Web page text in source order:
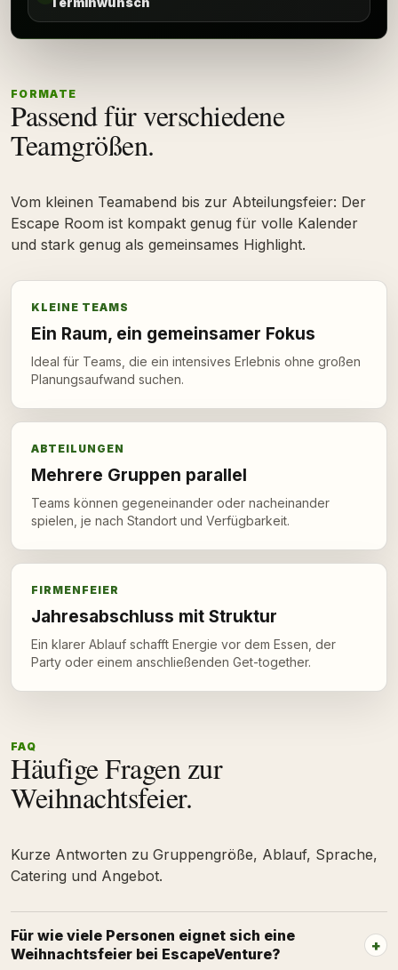
FORMATE
Passend für verschiedene
Teamgrößen.
Vom kleinen Teamabend bis zur Abteilungsfeier: Der
Escape Room ist kompakt genug für volle Kalender
und stark genug als gemeinsames Highlight.
KLEINE TEAMS
Ein Raum, ein gemeinsamer Fokus
Ideal für Teams, die ein intensives Erlebnis ohne großen
Planungsaufwand suchen.
ABTEILUNGEN
Mehrere Gruppen parallel
Teams können gegeneinander oder nacheinander
spielen, je nach Standort und Verfügbarkeit.
FIRMENFEIER
Jahresabschluss mit Struktur
Ein klarer Ablauf schafft Energie vor dem Essen, der
Party oder einem anschließenden Get-together.
FAQ
Häufige Fragen zur
Weihnachtsfeier.
Kurze Antworten zu Gruppengröße, Ablauf, Sprache,
Catering und Angebot.
Für wie viele Personen eignet sich eine
Weihnachtsfeier bei EscapeVenture?